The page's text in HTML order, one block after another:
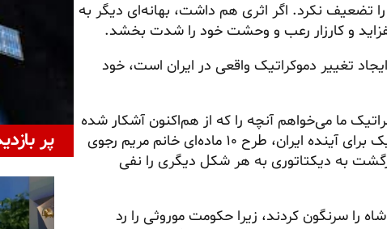
تضعیف نکرد. اگر اثری هم داشت، بهانه‌ای دیگر به
و کارزار رعب و وحشت خود را شدت بخشد.
تغییر دموکراتیک واقعی در ایران است، خود
ما می‌خواهم آنچه را که از هم‌اکنون آشکار شده
است به رسمیت بشناسند: تنها نقشه راه جدی و دموکراتیک برای آینده ایران، طرح ۱۰ ماده‌ای خانم مریم رجوی
به دیکتاتوری به هر شکل دیگری را نفی
را سرنگون کردند، زیرا حکومت موروثی را رد
پر